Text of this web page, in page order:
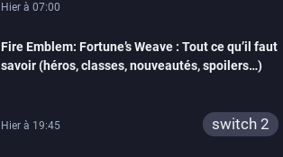
Hier à 07:00
Fire Emblem: Fortune’s Weave : Tout ce qu’il faut
savoir (héros, classes, nouveautés, spoilers…)
Hier à 19:45 switch 2